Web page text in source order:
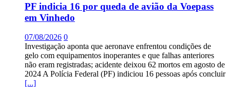
PF indicia 16 por queda de avião da Voepass
em Vinhedo
07/08/2026 0
Investigação aponta que aeronave enfrentou condições de
gelo com equipamentos inoperantes e que falhas anteriores
não eram registradas; acidente deixou 62 mortos em agosto de
2024 A Polícia Federal (PF) indiciou 16 pessoas após concluir
[...]